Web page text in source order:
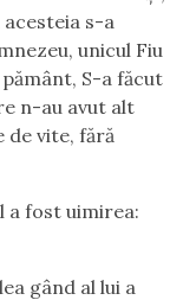
s-a
unicul Fiu
S-a făcut
n-au avut alt
de vite, fără
a fost uimirea:
gând al lui a